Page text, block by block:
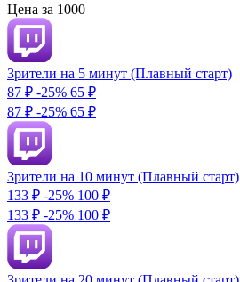
Цена за 1000
Зрители на 5 минут (Плавный старт)
87 ₽ -25% 65 ₽
87 ₽ -25% 65 ₽
Зрители на 10 минут (Плавный старт)
133 ₽ -25% 100 ₽
133 ₽ -25% 100 ₽